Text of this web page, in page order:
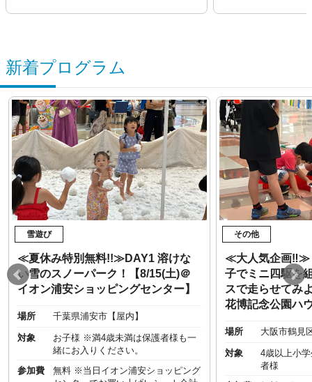
新着プログラム
雪遊び
≪夏休み特別無料!!≫DAY1 溶けな
い雪のスノーパーク！【8/15(土)＠
イオン浦安ショッピングセンター】
場所 千葉県浦安市【屋内】
対象
お子様 ※満4歳未満は保護者様も一
緒にお入りください。
参加費
無料 ※当日イオン浦安ショッピング
その他
≪大人気企画‼︎≫
子でミニ四駆を
スで走らせてみ
花博記念公園ハ
場所 大阪市鶴見
対象
4歳以上小
者様